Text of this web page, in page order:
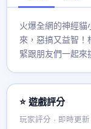
火爆全網的神經貓
來，惡搞又益智！
緊跟朋友們一起來
⭐ 遊戲評分
玩家評分 · 即時更新